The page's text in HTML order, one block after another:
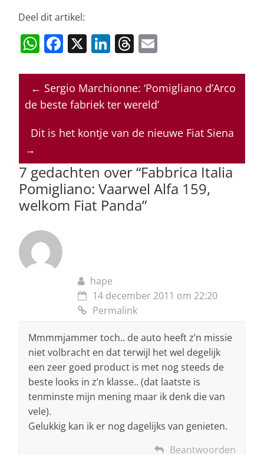
Deel dit artikel:
W
at
s
p
p
F
c
e
o
o
k
X Li
k
e
n
T
re
a
s
ai
l
← Sergio Marchionne: ‘Pomigliano d’Arco
de beste fabriek ter wereld’
Dit is het kontje van de nieuwe Fiat Siena
→
7 gedachten over “Fabbrica Italia
Pomigliano: Vaarwel Alfa 159,
welkom Fiat Panda”
hape
14 december 2011 om 22:20
Permalink
Mmmmjammer toch.. de auto heeft z’n missie
niet volbracht en dat terwijl het wel degelijk
een zeer goed product is met nog steeds de
beste looks in z’n klasse.. (dat laatste is
tenminste mijn mening maar ik denk die van
vele).
Gelukkig kan ik er nog dagelijks van genieten.
Beantwoorden